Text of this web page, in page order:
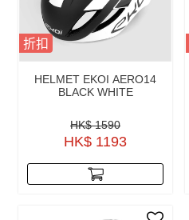
折扣
HELMET EKOI AERO14
BLACK WHITE
HK$ 1590
HK$ 1193